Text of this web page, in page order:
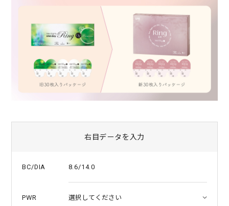
右目データを入力
BC/DIA 8.6/14.0
PWR